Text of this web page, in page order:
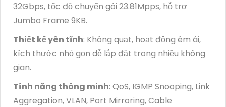
32Gbps, tốc độ chuyển gói 23.81Mpps, hỗ trợ
Jumbo Frame 9KB.
Thiết kế yên tĩnh: Không quạt, hoạt động êm ái,
kích thước nhỏ gọn dễ lắp đặt trong nhiều không
gian.
Tính năng thông minh: QoS, IGMP Snooping, Link
Aggregation, VLAN, Port Mirroring, Cable